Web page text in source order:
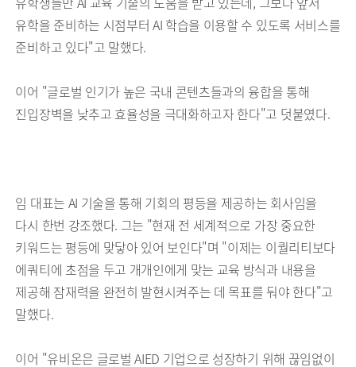
유학생들만 AI 교육 기술의 도움을 받고 있는데, 그보다 앞서
유학을 준비하는 시점부터 AI 학습을 이용할 수 있도록 서비스를
준비하고 있다"고 말했다.
이어 "글로벌 인기가 높은 국내 콘텐츠들과의 융합을 통해
진입장벽을 낮추고 효율성을 극대화하고자 한다"고 덧붙였다.
임 대표는 AI 기술을 통해 기회의 평등을 제공하는 회사임을
다시 한번 강조했다. 그는 "현재 전 세계적으로 가장 중요한
키워드는 평등에 맞닿아 있어 보인다"며 "이제는 이퀄리티보다
에쿼티에 초점을 두고 개개인에게 맞는 교육 방식과 내용을
제공해 잠재력을 완전히 발현시켜주는 데 목표를 둬야 한다"고
말했다.
이어 "유비온은 글로벌 AIED 기업으로 성장하기 위해 끊임없이